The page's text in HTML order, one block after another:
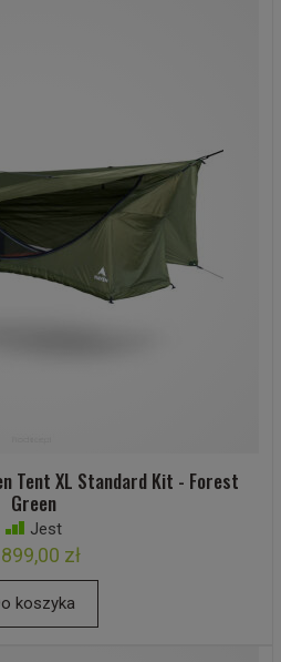
Tent XL Standard Kit - Forest
Green
Jest
zł
koszyka